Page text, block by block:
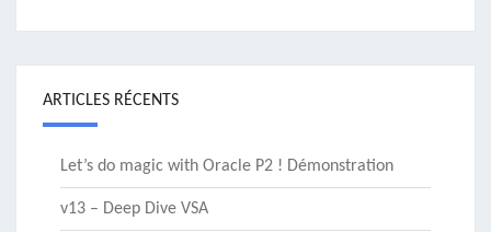
ARTICLES RÉCENTS
Let’s do magic with Oracle P2 ! Démonstration
v13 – Deep Dive VSA